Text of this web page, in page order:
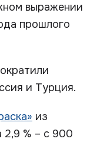
выражении
прошлого
и Турция.
из
2,9 % – с 900